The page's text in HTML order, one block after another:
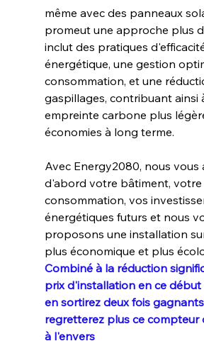
même avec des panneaux
promeut une approche plus
inclut des pratiques
énergétique, une gestion
consommation, et une
gaspillages, contribuant ainsi
empreinte carbone plus
économies à long terme.
Avec Energy2080, nous vous
d'abord votre bâtiment,
consommation, vos
énergétiques futurs et nous
proposons une installation
plus économique et plus
Combiné à la réduction
prix d'installation en ce début
en sortirez deux fois
regretterez plus ce compteur
à l'envers